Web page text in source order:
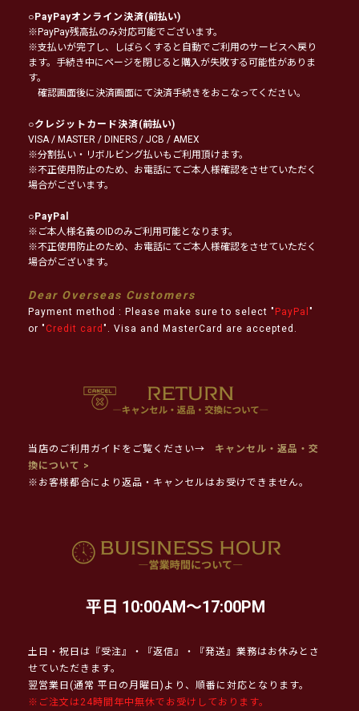
○PayPayオンライン決済(前払い)
※PayPay残高払のみ対応可能でございます。
※支払いが完了し、しばらくすると自動でご利用のサービスへ戻り
ます。手続き中にページを閉じると購入が失敗する可能性がありま
す。
確認画面後に決済画面にて決済手続きをおこなってください。
○クレジットカード決済(前払い)
VISA / MASTER / DINERS / JCB / AMEX
※分割払い・リボルビング払いもご利用頂けます。
※不正使用防止のため、お電話にてご本人様確認をさせていただく
場合がございます。
○PayPal
※ご本人様名義のIDのみご利用可能となります。
※不正使用防止のため、お電話にてご本人様確認をさせていただく
場合がございます。
Dear Overseas Customers
Payment method : Please make sure to select " PayPal "
or " Credit card ". Visa and MasterCard are accepted.
当店のご利用ガイドをご覧ください→
キャンセル・返品・交
換について >
※お客様都合により返品・キャンセルはお受けできません。
平日 10:00AM～17:00PM
土日・祝日は『受注』・『返信』・『発送』業務はお休みとさ
せていただきます。
翌営業日(通常 平日の月曜日)より、順番に対応となります。
※ご注文は24時間年中無休でお受けしております。